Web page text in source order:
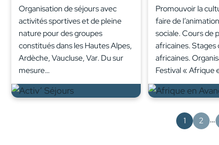
Organisation de séjours avec
activités sportives et de pleine
nature pour des groupes
constitués dans les Hautes Alpes,
Ardèche, Vaucluse, Var. Du sur
mesure…
Promouvoir la
faire de
sociale. Cours de
africaines. Stages
africaines.
Festival « Afrique
1 2 …